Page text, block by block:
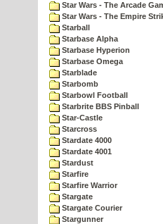
Star Wars - The Arcade
Star Wars - The Empire
Starball
Starbase Alpha
Starbase Hyperion
Starbase Omega
Starblade
Starbomb
Starbowl Football
Starbrite BBS Pinball
Star-Castle
Starcross
Stardate 4000
Stardate 4001
Stardust
Starfire
Starfire Warrior
Stargate
Stargate Courier
Stargunner